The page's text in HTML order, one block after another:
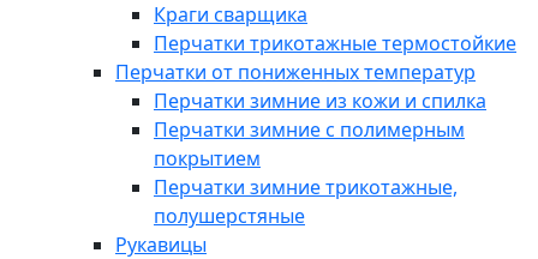
Краги сварщика
Перчатки трикотажные термостойкие
Перчатки от пониженных температур
Перчатки зимние из кожи и спилка
Перчатки зимние с полимерным
покрытием
Перчатки зимние трикотажные,
полушерстяные
Рукавицы